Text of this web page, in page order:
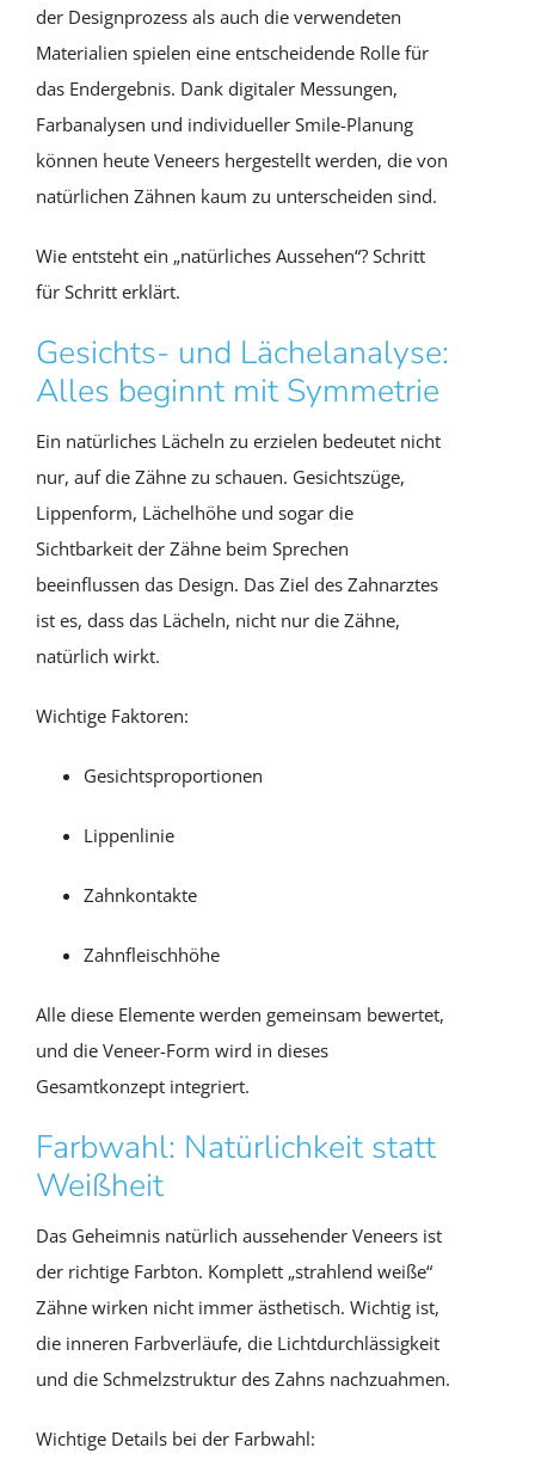
der Designprozess als auch die verwendeten
Materialien spielen eine entscheidende Rolle für
das Endergebnis. Dank digitaler Messungen,
Farbanalysen und individueller Smile-Planung
können heute Veneers hergestellt werden, die von
natürlichen Zähnen kaum zu unterscheiden sind.
Wie entsteht ein „natürliches Aussehen“? Schritt
für Schritt erklärt.
Gesichts- und Lächelanalyse:
Alles beginnt mit Symmetrie
Ein natürliches Lächeln zu erzielen bedeutet nicht
nur, auf die Zähne zu schauen. Gesichtszüge,
Lippenform, Lächelhöhe und sogar die
Sichtbarkeit der Zähne beim Sprechen
beeinflussen das Design. Das Ziel des Zahnarztes
ist es, dass das Lächeln, nicht nur die Zähne,
natürlich wirkt.
Wichtige Faktoren:
Gesichtsproportionen
Lippenlinie
Zahnkontakte
Zahnfleischhöhe
Alle diese Elemente werden gemeinsam bewertet,
und die Veneer-Form wird in dieses
Gesamtkonzept integriert.
Farbwahl: Natürlichkeit statt
Weißheit
Das Geheimnis natürlich aussehender Veneers ist
der richtige Farbton. Komplett „strahlend weiße“
Zähne wirken nicht immer ästhetisch. Wichtig ist,
die inneren Farbverläufe, die Lichtdurchlässigkeit
und die Schmelzstruktur des Zahns nachzuahmen.
Wichtige Details bei der Farbwahl: